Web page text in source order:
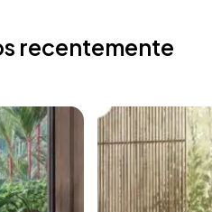
recentemente